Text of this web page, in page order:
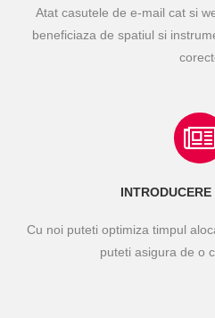
Atat casutele de e-mail cat si
beneficiaza de spatiul si
Cu noi puteti optimiza timpul
puteti asigura de o